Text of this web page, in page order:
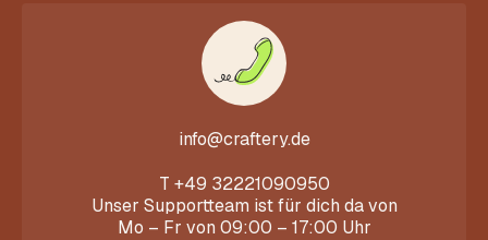
info@craftery.de
T +49 32221090950
Unser Supportteam ist für dich da von
Mo – Fr von 09:00 – 17:00 Uhr